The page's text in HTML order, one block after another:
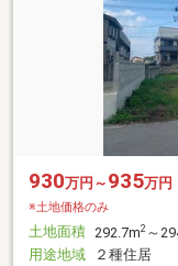
930万円～ 935万円
※土地価格のみ
土地面積 292.7m2 ～
用途地域
２種住居